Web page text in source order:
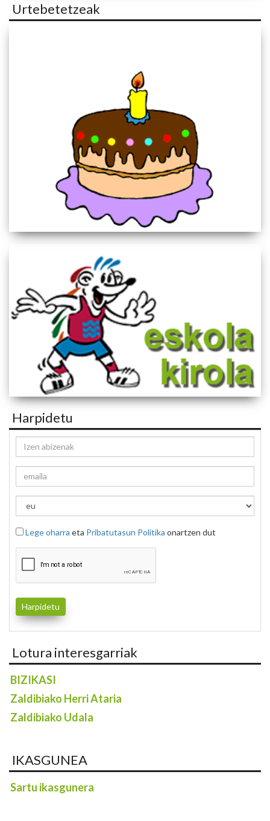
Urtebetetzeak
Harpidetu
Lege oharra eta Pribatutasun Politika onartzen dut
Lotura interesgarriak
BIZIKASI
Zaldibiako Herri Ataria
Zaldibiako Udala
IKASGUNEA
Sartu ikasgunera